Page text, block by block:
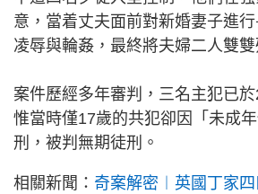
意，當着丈夫面前對新婚妻子進
凌辱與輪姦，最終將夫婦二人雙雙
案件歷經多年審判，三名主犯已於
惟當時僅17歲的共犯卻因「未成
刑，被判無期徒刑。
相關新聞： 奇案解密︱英國丁家